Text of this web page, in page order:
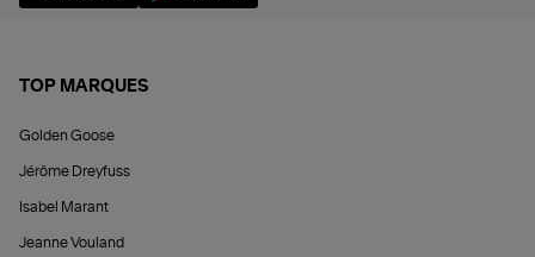
TOP MARQUES
Golden Goose
Jérôme Dreyfuss
Isabel Marant
Jeanne Vouland